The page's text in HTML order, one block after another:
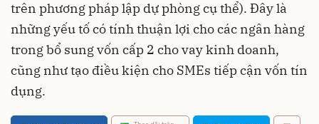
trên phương pháp lập dự phòng cụ thể). Đây là
những yếu tố có tính thuận lợi cho các ngân hàng
trong bổ sung vốn cấp 2 cho vay kinh doanh,
cũng như tạo điều kiện cho SMEs tiếp cận vốn tín
dụng.